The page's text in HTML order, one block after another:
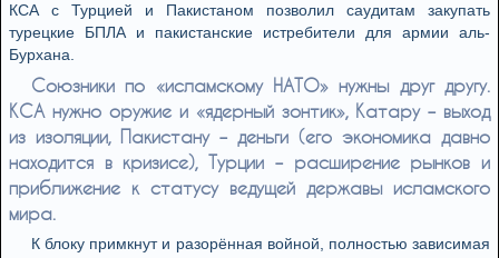
КСА с Турцией и Пакистаном позволил саудитам закупать
турецкие БПЛА и пакистанские истребители для армии аль-
Бурхана.
Союзники по «исламскому НАТО» нужны друг другу.
КСА нужно оружие и «ядерный зонтик», Катару – выход
из изоляции, Пакистану – деньги (его экономика давно
находится в кризисе), Турции – расширение рынков и
приближение к статусу ведущей державы исламского
мира.
К блоку примкнут и разорённая войной, полностью зависимая